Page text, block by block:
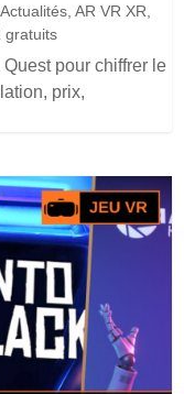
Actualités,AR VR XR,
gratuits
pour chiffrer le
prix,